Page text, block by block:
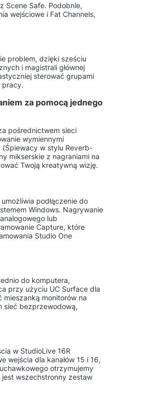
Scene Safe. Podobnie,
wejściowe i Fat Channels,
problem, dzięki sześciu
i magistrali głównej
sterować grupami
pracy.
za pomocą jednego
pośrednictwem sieci
wymiennymi
(Śpiewacy w stylu Reverb-
mikserskie z nagraniami na
Twoją kreatywną wizję.
podłączenie do
Windows. Nagrywanie
lub
Capture, które
Studio One
do komputera,
przy użyciu UC Surface dla
monitorów na
sieć bezprzewodową,
w StudioLive 16R
wejścia dla kanałów 15 i 16,
otrzymujemy
wszechstronny zestaw